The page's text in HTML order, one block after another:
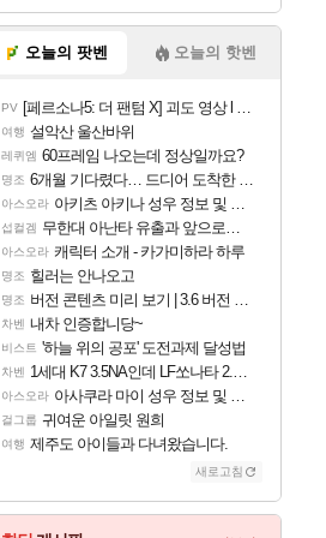
오늘의 팟벤 오늘의 핫벤
PV [페르소나5: 더 팬텀 X] 괴도 영상 l 타카마키 안·댄싱 스타
여행 설악산 울산바위
레퀴엠 60프레임 나오는데 정상일까요?
명조 6개월 기다렸다… 드디어 도착한 치사 메신저백! 실물 후기
아스오라 아키츠 아키나 성우 정보 및 주요 필모
섭컬겜 무한대 아난타 유출과 앞으로의 예상 (루머)
아스오라 캐릭터 소개 - 카가미하라 하루
명조 힐러는 안나오고
명조 버전 콘텐츠 미리 보기 | 3.6 버전 「신기루 속 등불 그림자, 속세에 깃든 검의 결심」이 8월 20일에 업데이트됩니다!
차벤 내차 인증합니당~
비스트 '하늘 위의 공포' 도전과제 달성법
차벤 1세대 K7 3.5NA인데 LF쏘나타 2.0NA 기변하면 유류비 절약이 얼마나 될까요..?
아스오라 아사쿠라 마이 성우 정보 및 주요 필모
걸그룹 귀여운 아일릿 원희
여행 제주도 아이들과 다녀왔습니다.
새로고침